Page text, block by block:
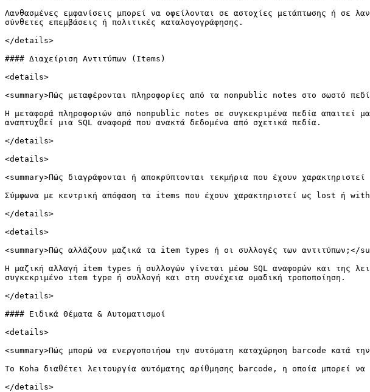
Λανθασμένες εμφανίσεις μπορεί να οφείλονται σε αστοχίες μετάπτωσης ή σε
σύνθετες επεμβάσεις ή πολιτικές καταλογογράφησης.
</details>
#### Διαχείριση Αντιτύπων (Items)
<details>
<summary>Πώς μεταφέρονται πληροφορίες από τα nonpublic notes στο σωστό
Η μεταφορά πληροφοριών από nonpublic notes σε συγκεκριμένα πεδία απαιτεί
αναπτυχθεί μια SQL αναφορά που ανακτά δεδομένα από σχετικά πεδία.
</details>
<details>
<summary>Πώς διαγράφονται ή αποκρύπτονται τεκμήρια που έχουν
Σύμφωνα με κεντρική απόφαση τα items που έχουν χαρακτηριστεί ως lost ή
</details>
<details>
<summary>Πώς αλλάζουν μαζικά τα item types ή οι συλλογές των αντιτύπων;</
Η μαζική αλλαγή item types ή συλλογών γίνεται μέσω SQL αναφορών και της
συγκεκριμένο item type ή συλλογή και στη συνέχεια ομαδική τροποποίηση.
</details>
#### Ειδικά Θέματα & Αυτοματισμοί
<details>
<summary>Πώς μπορώ να ενεργοποιήσω την αυτόματη καταχώρηση barcode κατά
Το Koha διαθέτει λειτουργία αυτόματης αρίθμησης barcode, η οποία μπορεί
</details>